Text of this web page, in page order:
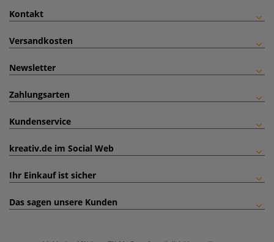
Kontakt
Versandkosten
Newsletter
Zahlungsarten
Kundenservice
kreativ.de im Social Web
Ihr Einkauf ist sicher
Das sagen unsere Kunden